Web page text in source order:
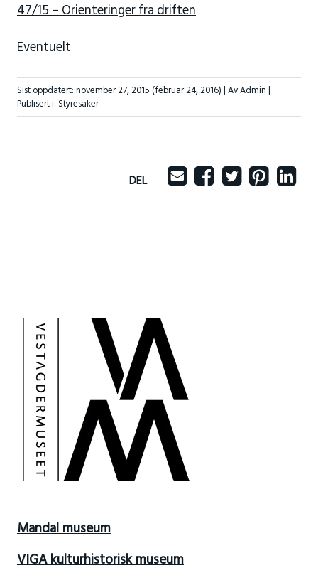
47/15 – Orienteringer fra driften
Eventuelt
Sist oppdatert:november 27, 2015 (februar 24, 2016)| Av Admin |
Publisert i: Styresaker
DEL
Mandal museum
VIGA kulturhistorisk museum